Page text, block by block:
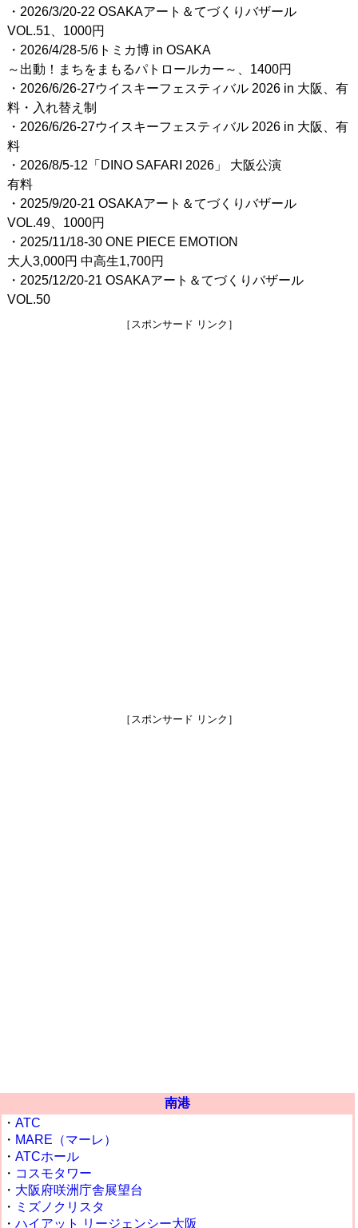
・2026/3/20-22 OSAKAアート＆てづくりバザール
VOL.51、1000円
・2026/4/28-5/6トミカ博 in OSAKA
～出動！まちをまもるパトロールカー～、1400円
・2026/6/26-27ウイスキーフェスティバル 2026 in 大阪、有
料・入れ替え制
・2026/6/26-27ウイスキーフェスティバル 2026 in 大阪、有
料
・2026/8/5-12「DINO SAFARI 2026」 大阪公演
有料
・2025/9/20-21 OSAKAアート＆てづくりバザール
VOL.49、1000円
・2025/11/18-30 ONE PIECE EMOTION
大人3,000円 中高生1,700円
・2025/12/20-21 OSAKAアート＆てづくりバザール
VOL.50
［スポンサード リンク］
［スポンサード リンク］
南港
・ ATC
・ MARE（マーレ）
・ ATCホール
・ コスモタワー
・ 大阪府咲洲庁舎展望台
・ ミズノクリスタ
・ ハイアット リージェンシー大阪